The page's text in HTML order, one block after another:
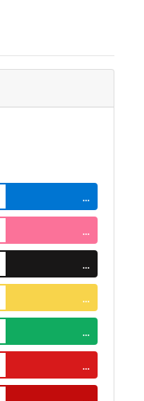
...
...
...
...
...
...